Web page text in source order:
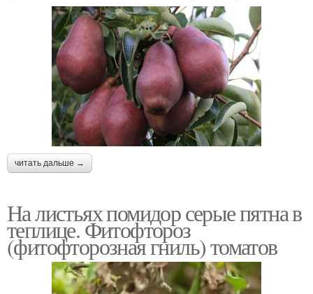
читать дальше →
На листьях помидор серые пятна в
теплице. Фитофтороз
(фитофторозная гниль) томатов